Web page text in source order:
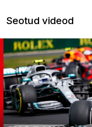
Seotud videod